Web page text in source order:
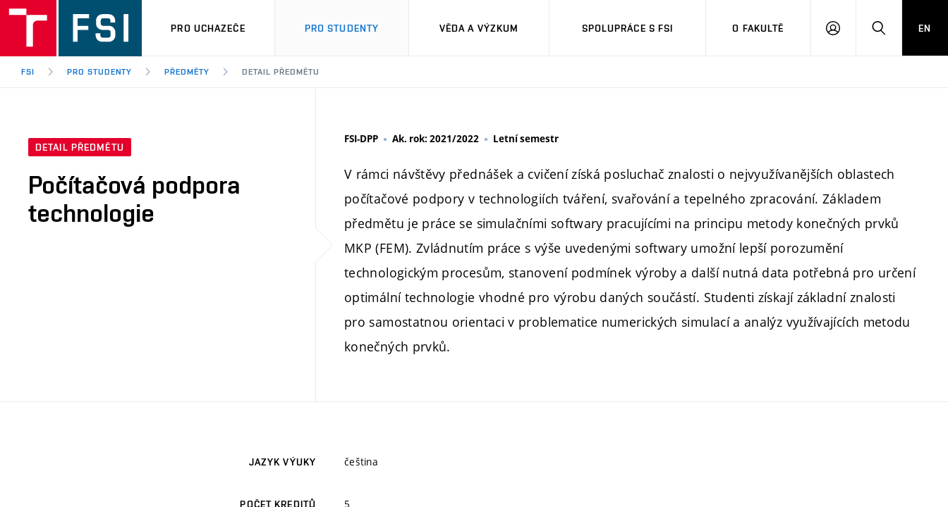
PRO UCHAZEČE PRO STUDENTY VĚDA A VÝZKUM SPOLUPRÁCE S FSI O FAKULTĚ
PŘIHLÁŠENÍHLEDAT
EN
FSI PRO STUDENTY PŘEDMĚTY DETAIL PŘEDMĚTU
DETAIL PŘEDMĚTU
Počítačová podpora
technologie
FSI-DPP Ak. rok: 2021/2022 Letní semestr
V rámci návštěvy přednášek a cvičení získá posluchač znalosti o nejvyužívanějších oblastech
počítačové podpory v technologiích tváření, svařování a tepelného zpracování. Základem
předmětu je práce se simulačními softwary pracujícími na principu metody konečných prvků
MKP (FEM). Zvládnutím práce s výše uvedenými softwary umožní lepší porozumění
technologickým procesům, stanovení podmínek výroby a další nutná data potřebná pro určení
optimální technologie vhodné pro výrobu daných součástí. Studenti získají základní znalosti
pro samostatnou orientaci v problematice numerických simulací a analýz využívajících metodu
konečných prvků.
JAZYK VÝUKY čeština
POČET KREDITŮ 5